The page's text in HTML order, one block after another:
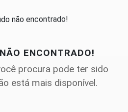
ENCONTRADO!
procura pode ter sido
está mais disponível.